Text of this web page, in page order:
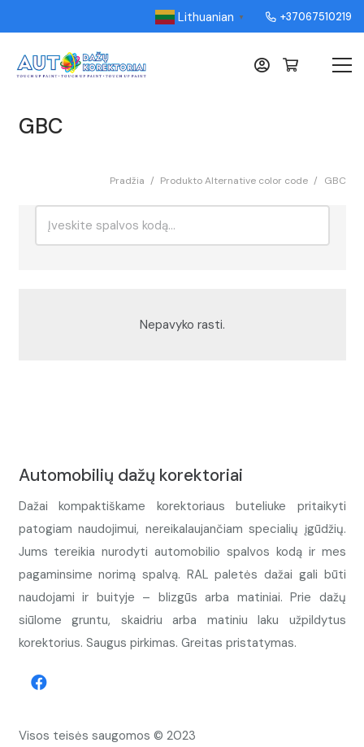
Lithuanian ▼ +37067510219
GBC
Pradžia / Produkto Alternative color code / GBC
Nepavyko rasti.
Automobilių dažų korektoriai
Dažai kompaktiškame korektoriaus buteliuke pritaikyti
patogiam naudojimui, nereikalaujančiam specialių įgūdžių.
Jums tereikia nurodyti automobilio spalvos kodą ir mes
pagaminsime norimą spalvą. RAL paletės dažai gali būti
naudojami ir buityje – blizgūs arba matiniai. Prie dažų
siūlome gruntu, skaidriu arba matiniu laku užpildytus
korektorius. Saugus pirkimas. Greitas pristatymas.
Visos teisės saugomos © 2023